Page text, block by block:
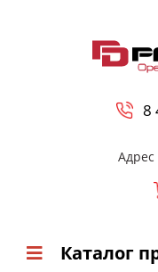
8
Адрес
Каталог